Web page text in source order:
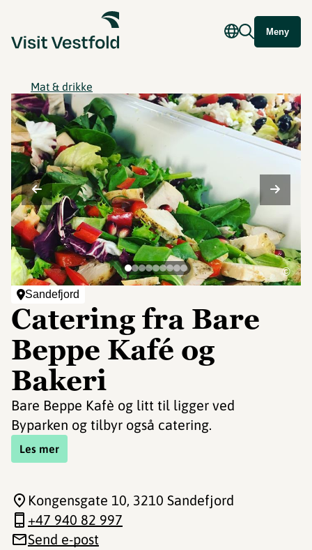
Meny
Mat & drikke
Sandefjord
Catering fra Bare
Beppe Kafé og
Bakeri
Bare Beppe Kafè og litt til ligger ved
Byparken og tilbyr også catering.
Les mer
©
Kongensgate 10, 3210 Sandefjord
+47 940 82 997
Send e-post